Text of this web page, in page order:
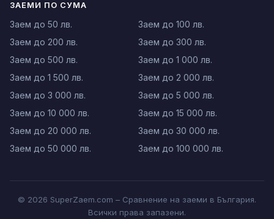
ЗАЕМИ ПО СУМА
Заем до 50 лв.
Заем до 100 лв.
Заем до 200 лв.
Заем до 300 лв.
Заем до 500 лв.
Заем до 1 000 лв.
Заем до 1 500 лв.
Заем до 2 000 лв.
Заем до 3 000 лв.
Заем до 5 000 лв.
Заем до 10 000 лв.
Заем до 15 000 лв.
Заем до 20 000 лв.
Заем до 30 000 лв.
Заем до 50 000 лв.
Заем до 100 000 лв.
© 2026 SuperZaem.com – Сравнение на заеми в България.
Всички права запазени.